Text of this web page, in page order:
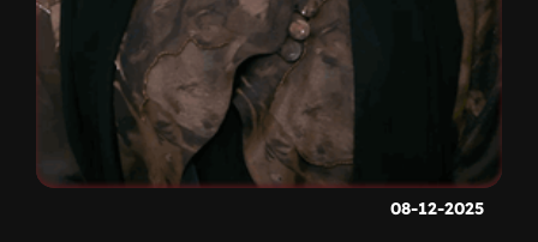
08-12-2025